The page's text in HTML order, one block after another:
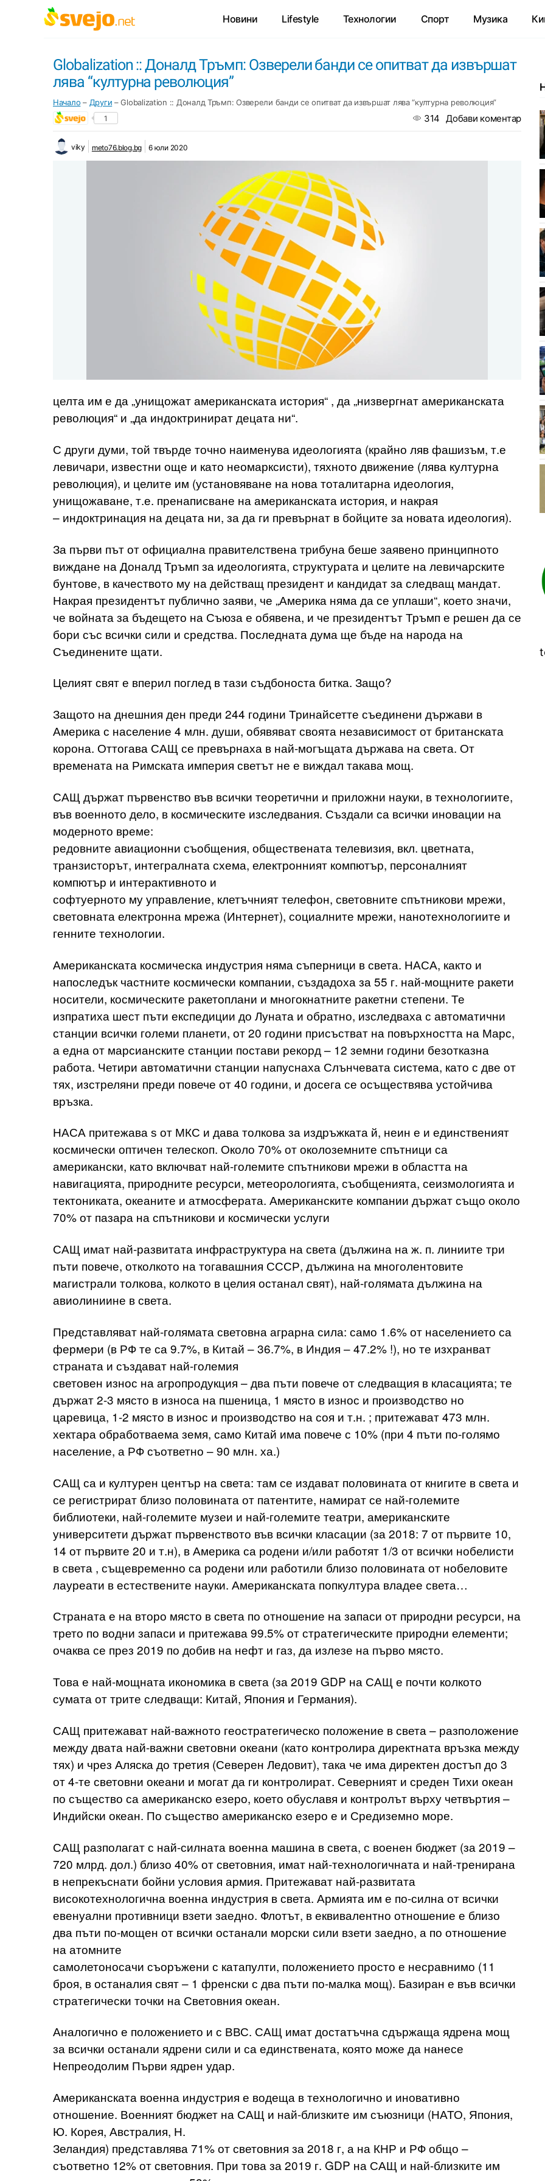
Новини Lifestyle Технологии Спорт Музика
Globalization :: Доналд Тръмп: Озверели банди се опитват да извършат
лява “културна революция”
Начало – Други –Globalization :: Доналд Тръмп: Озверели банди се опитват да извършат лява “културна революция”
1 314 Добави коментар
viky meto76.blog.bg 6 юли 2020
целта им е да „унищожат американската история“ , да „низвергнат американската
революция“ и „да индоктринират децата ни“.
С други думи, той твърде точно наименува идеологията (крайно ляв фашизъм, т.е
левичари, известни още и като неомарксисти), тяхното движение (лява културна
революция), и целите им (установяване на нова тоталитарна идеология,
унищожаване, т.е. пренаписване на американската история, и накрая
– индоктринация на децата ни, за да ги превърнат в бойците за новата идеология).
За първи път от официална правителствена трибуна беше заявено принципното
виждане на Доналд Тръмп за идеологията, структурата и целите на левичарските
бунтове, в качеството му на действащ президент и кандидат за следващ мандат.
Накрая президентът публично заяви, че „Америка няма да се уплаши“, което значи,
че войната за бъдещето на Съюза е обявена, и че президентът Тръмп е решен да се
бори със всички сили и средства. Последната дума ще бъде на народа на
Съединените щати.
Целият свят е вперил поглед в тази съдбоноста битка. Защо?
Защото на днешния ден преди 244 години Тринайсетте съединени държави в
Америка с население 4 млн. души, обявяват своята независимост от британската
корона. Оттогава САЩ се превърнаха в най-могъщата държава на света. От
времената на Римската империя светът не е виждал такава мощ.
САЩ държат първенство във всички теоретични и приложни науки, в технологиите,
във военното дело, в космическите изследвания. Създали са всички иновации на
модерното време:
редовните авиационни съобщения, обществената телевизия, вкл. цветната,
транзисторът, интегралната схема, електронният компютър, персоналният
компютър и интерактивното и
софтуерното му управление, клетъчният телефон, световните спътникови мрежи,
световната електронна мрежа (Интернет), социалните мрежи, нанотехнологиите и
генните технологии.
Американската космическа индустрия няма съперници в света. НАСА, както и
напоследък частните космически компании, създадоха за 55 г. най-мощните ракети
носители, космическите ракетоплани и многокнатните ракетни степени. Те
изпратиха шест пъти експедиции до Луната и обратно, изследваха с автоматични
станции всички големи планети, от 20 години присъстват на повърхността на Марс,
а една от марсианските станции постави рекорд – 12 земни години безотказна
работа. Четири автоматични станции напуснаха Слънчевата система, като с две от
тях, изстреляни преди повече от 40 години, и досега се осъществява устойчива
връзка.
НАСА притежава ѕ от МКС и дава толкова за издръжката й, неин е и единственият
космически оптичен телескоп. Около 70% от околоземните спътници са
американски, като включват най-големите спътникови мрежи в областта на
навигацията, природните ресурси, метеорологията, съобщенията, сеизмологията и
тектониката, океаните и атмосферата. Американските компании държат също около
70% от пазара на спътникови и космически услуги
САЩ имат най-развитата инфраструктура на света (дължина на ж. п. линиите три
пъти повече, отколкото на тогавашния СССР, дължина на многолентовите
магистрали толкова, колкото в целия останал свят), най-голямата дължина на
авиолиниине в света.
Представляват най-голямата световна аграрна сила: само 1.6% от населението са
фермери (в РФ те са 9.7%, в Китай – 36.7%, в Индия – 47.2% !), но те изхранват
страната и създават най-големия
световен износ на агропродукция – два пъти повече от следващия в класацията; те
държат 2-3 място в износа на пшеница, 1 място в износ и производство но
царевица, 1-2 място в износ и производство на соя и т.н. ; притежават 473 млн.
хектара обработваема земя, само Китай има повече с 10% (при 4 пъти по-голямо
население, а РФ съответно – 90 млн. ха.)
САЩ са и културен център на света: там се издават половината от книгите в света и
се регистрират близо половината от патентите, намират се най-големите
библиотеки, най-големите музеи и най-големите театри, американските
университети държат първенството във всички класации (за 2018: 7 от първите 10,
14 от първите 20 и т.н), в Америка са родени и/или работят 1/3 от всички нобелисти
в света , същевременно са родени или работили близо половината от нобеловите
лауреати в естествените науки. Американската попкултура владее света…
Страната е на второ място в света по отношение на запаси от природни ресурси, на
трето по водни запаси и притежава 99.5% от стратегическите природни елементи;
очаква се през 2019 по добив на нефт и газ, да излезе на първо място.
Това е най-мощната икономика в света (за 2019 GDP на САЩ е почти колкото
сумата от трите следващи: Китай, Япония и Германия).
САЩ притежават най-важното геостратегическо положение в света – разположение
между двата най-важни световни океани (като контролира директната връзка между
тях) и чрез Аляска до третия (Северен Ледовит), така че има директен достъп до 3
от 4-те световни океани и могат да ги контролират. Северният и среден Тихи океан
по същество са американско езеро, което обуславя и контролът върху четвъртия –
Индийски океан. По същество американско езеро е и Средиземно море.
САЩ разполагат с най-силната военна машина в света, с военен бюджет (за 2019 –
720 млрд. дол.) близо 40% от световния, имат най-технологичната и най-тренирана
в непрекъснати бойни условия армия. Притежават най-развитата
високотехнологична военна индустрия в света. Армията им е по-силна от всички
евенуални противници взети заедно. Флотът, в еквивалентно отношение е близо
два пъти по-мощен от всички останали морски сили взети заедно, а по отношение
на атомните
самолетоносачи съоръжени с катапулти, положението просто е несравнимо (11
броя, в останалия свят – 1 френски с два пъти по-малка мощ). Базиран е във всички
стратегически точки на Световния океан.
Аналогично е положението и с ВВС. САЩ имат достатъчна сдържаща ядрена мощ
за всички останали ядрени сили и са единствената, която може да нанесе
Непреодолим Първи ядрен удар.
Американската военна индустрия е водеща в технологично и иновативно
отношение. Военният бюджет на САЩ и най-близките им съюзници (НАТО, Япония,
Ю. Корея, Австралия, Н.
Зеландия) представлява 71% от световния за 2018 г, а на КНР и РФ общо –
съответно 12% от световния. При това за 2019 г. GDP на САЩ и най-близките им